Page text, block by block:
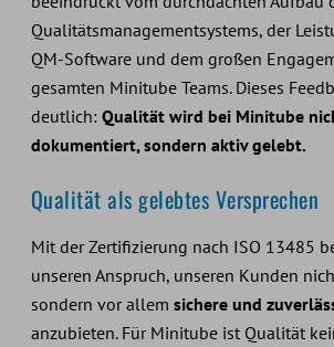
Qualitätsmanagementsystems, der
QM-Software und dem großen
gesamten Minitube Teams. Dieses
deutlich: Qualität wird bei Minitube
dokumentiert, sondern aktiv gelebt.
Qualität als gelebtes Versprechen
Mit der Zertifizierung nach ISO 13485
unseren Anspruch, unseren Kunden
sondern vor allem sichere und
anzubieten. Für Minitube ist Qualität